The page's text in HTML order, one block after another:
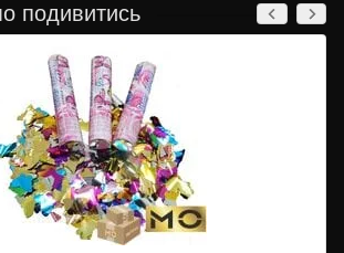
подивитись